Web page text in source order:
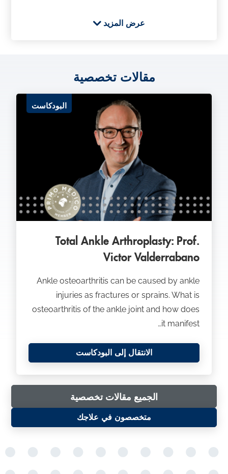
جراحة الكاحل
جراحة الكسور الميكروية
ز
زراعة الغضروف
س
ع
علاج التهاب المفاصل في الكاحل
عقدة
عرض المزيد
مقالات تخصصية
البودكاست
Total Ankle Arthroplasty: Prof.
Victor Valderrabano
Ankle osteoarthritis can be caused by ankle
injuries as fractures or sprains. What is
osteoarthritis of the ankle joint and how does
it manifest…
الانتقال إلى البودكاست
الجميع مقالات تخصصية
متخصصون في علاجك